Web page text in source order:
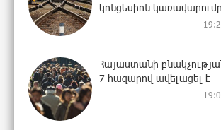
կոնցեսիոն
Հայաստանի
7 հազարով ավելացել է